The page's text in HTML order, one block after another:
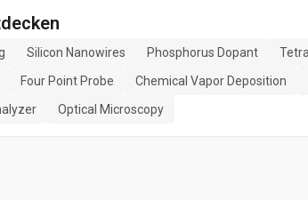
Silicon Nanowires Phosphorus Dopant
Four Point Probe Chemical Vapor Deposition
Optical Microscopy